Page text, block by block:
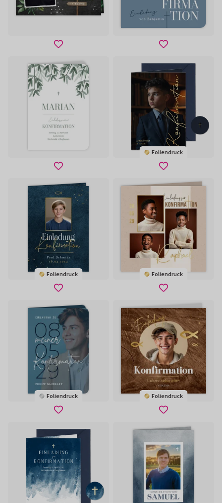
Foliendruck
Foliendruck Foliendruck
Foliendruck Foliendruck